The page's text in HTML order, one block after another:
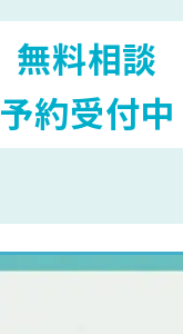
無料相談
予約受付中